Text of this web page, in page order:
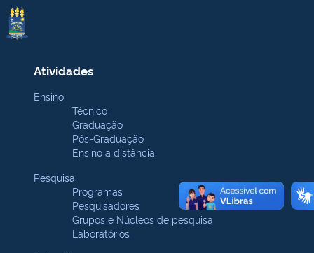
Atividades
Ensino
Técnico
Graduação
Pós-Graduação
Ensino a distância
Pesquisa
Programas
Pesquisadores
Grupos e Núcleos de pesquisa
Laboratórios